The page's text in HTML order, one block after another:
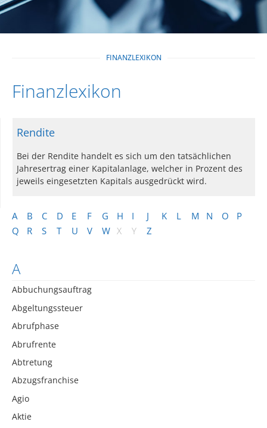
FINANZLEXIKON
Finanzlexikon
A B C D E F G H I J K L M N O
P
Q
R S T U V W X Y Z
A
Abbuchungsauftrag
Abgeltungssteuer
Abrufphase
Abrufrente
Abtretung
Abzugsfranchise
Agio
Aktie
Rendite
Bei der Rendite handelt es sich um den tatsächlichen
Jahresertrag einer Kapitalanlage, welcher in Prozent des
jeweils eingesetzten Kapitals ausgedrückt wird.